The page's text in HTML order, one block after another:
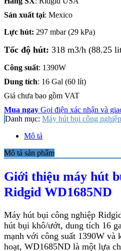
Sản xuất tại: Mexico
Lực hút: 297 mbar (29 kPa)
Tốc độ hút: 318 m3/h (88.25
Công suất: 1390W
Dung tích: 16 Gal (60 lít)
Giá chưa bao gồm VAT
Mua ngay Gọi điện xác nhận và
Danh mục: Máy hút bụi công
Mô tả
Mô tả sản phẩm
Giới thiệu máy hút
Ridgid WD1685ND
Máy hút bụi công nghiệp
hút bụi khô/ướt, dung tích 16
mạnh với công suất 1390W và
hoạt, WD1685ND là một lựa